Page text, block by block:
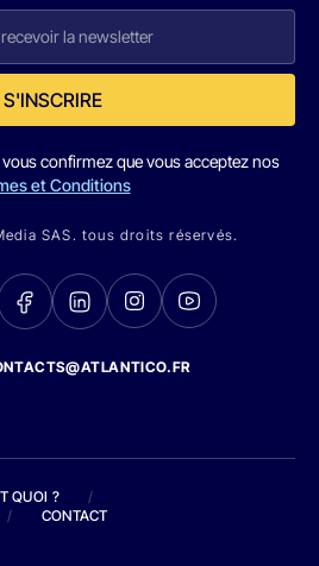
S'INSCRIRE
confirmez que vous acceptez nos
et Conditions
SAS. tous droits réservés.
QUOI ?
/
/ CONTACT